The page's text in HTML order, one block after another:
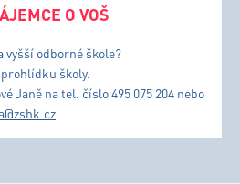
O VOŠ
vyšší odborné škole?
školy.
Janě na tel. číslo 495 075 204 nebo